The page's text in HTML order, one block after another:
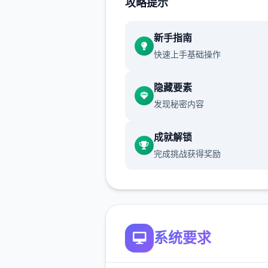
新增chuang戏性能够
这际许依据行行床戏教术过
体育仓库以及保健室均可触开始
实装
锁，但为朝便进度报告版尝试
调整为形成员等待级≥10时开放
现在可以利用剃刀自己由修剪
状
攻略提示
新手指南
快速上手基础操作
隐藏要素
发现秘密内容
成就解锁
完成挑战获得奖励
系统要求